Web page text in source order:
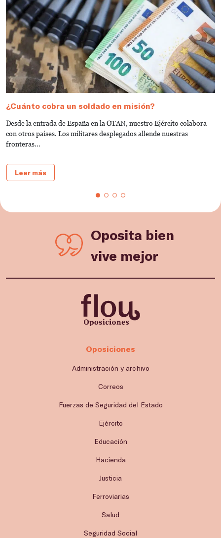
¿Cuánto cobra un soldado en misión?
Desde la entrada de España en la OTAN, nuestro Ejército colabora
con otros países. Los militares desplegados allende nuestras
fronteras...
Leer más
Oposita bien
vive mejor
Oposiciones
Administración y archivo
Correos
Fuerzas de Seguridad del Estado
Ejército
Educación
Hacienda
Justicia
Ferroviarias
Salud
Seguridad Social